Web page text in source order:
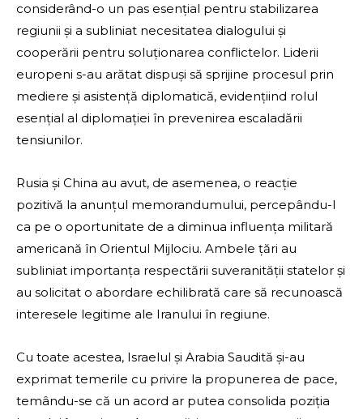
considerând-o un pas esențial pentru stabilizarea
regiunii și a subliniat necesitatea dialogului și
cooperării pentru soluționarea conflictelor. Liderii
europeni s-au arătat dispuși să sprijine procesul prin
mediere și asistență diplomatică, evidențiind rolul
esențial al diplomației în prevenirea escaladării
tensiunilor.
Rusia și China au avut, de asemenea, o reacție
pozitivă la anunțul memorandumului, percepându-l
ca pe o oportunitate de a diminua influența militară
americană în Orientul Mijlociu. Ambele țări au
subliniat importanța respectării suveranității statelor și
au solicitat o abordare echilibrată care să recunoască
interesele legitime ale Iranului în regiune.
Cu toate acestea, Israelul și Arabia Saudită și-au
exprimat temerile cu privire la propunerea de pace,
temându-se că un acord ar putea consolida poziția